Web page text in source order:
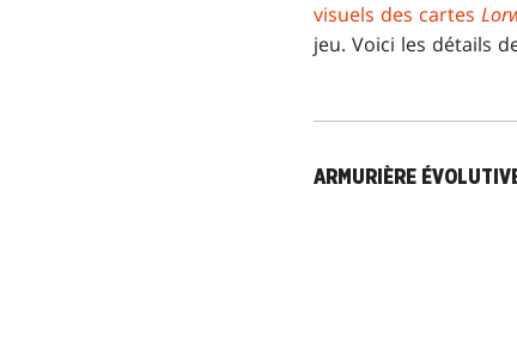
visuels des cartes
jeu. Voici les détails
ARMURIÈRE